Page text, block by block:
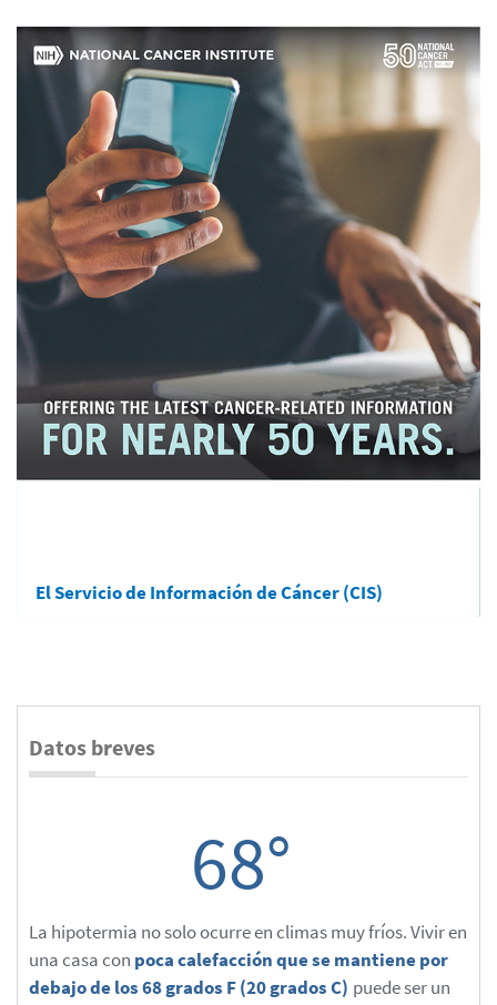
El Servicio de Información de Cáncer (CIS)
Datos breves
68°
La hipotermia no solo ocurre en climas muy fríos. Vivir en
una casa con poca calefacción que se mantiene por
debajo de los 68 grados F (20 grados C) puede ser un